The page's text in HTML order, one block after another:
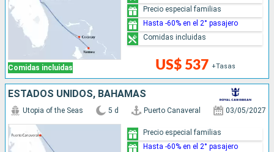
Comidas incluidas US$ 537 +Tasas
Precio especial familias
Hasta -60% en el 2° pasajero
Comidas incluidas
ESTADOS UNIDOS, BAHAMAS
Utopia of the Seas 5 d Puerto Canaveral 03/05/2027
Precio especial familias
Hasta -60% en el 2° pasajero